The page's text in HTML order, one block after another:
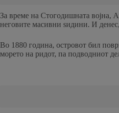
За време на Стогодишната војна,
неговите масивни ѕидини. И
Во 1880 година, островот бил
морето на ридот, па подводниот